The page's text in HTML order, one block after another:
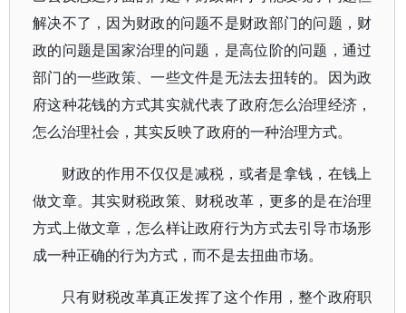
解决不了，因为财政的问题不是财政部门的问题，财
政的问题是国家治理的问题，是高位阶的问题，通过
部门的一些政策、一些文件是无法去扭转的。因为政
府这种花钱的方式其实就代表了政府怎么治理经济，
怎么治理社会，其实反映了政府的一种治理方式。
财政的作用不仅仅是减税，或者是拿钱，在钱上
做文章。其实财税政策、财税改革，更多的是在治理
方式上做文章，怎么样让政府行为方式去引导市场形
成一种正确的行为方式，而不是去扭曲市场。
只有财税改革真正发挥了这个作用，整个政府职